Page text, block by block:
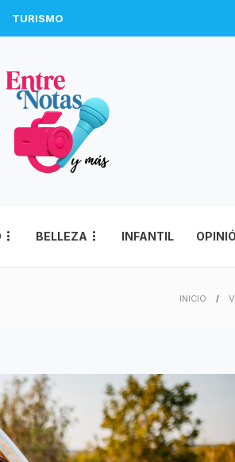
TURISMO
BELLEZA INFANTIL
INICIO